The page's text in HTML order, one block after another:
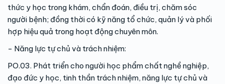
thức y học trong khám, chẩn đoán, điều trị, chăm sóc
người bệnh; đồng thời có kỹ năng tổ chức, quản lý và phối
hợp hiệu quả trong hoạt động chuyên môn.
- Năng lực tự chủ và trách nhiệm:
PO.03. Phát triển cho người học phẩm chất nghề nghiệp,
đạo đức y học, tinh thần trách nhiệm, năng lực tự chủ và